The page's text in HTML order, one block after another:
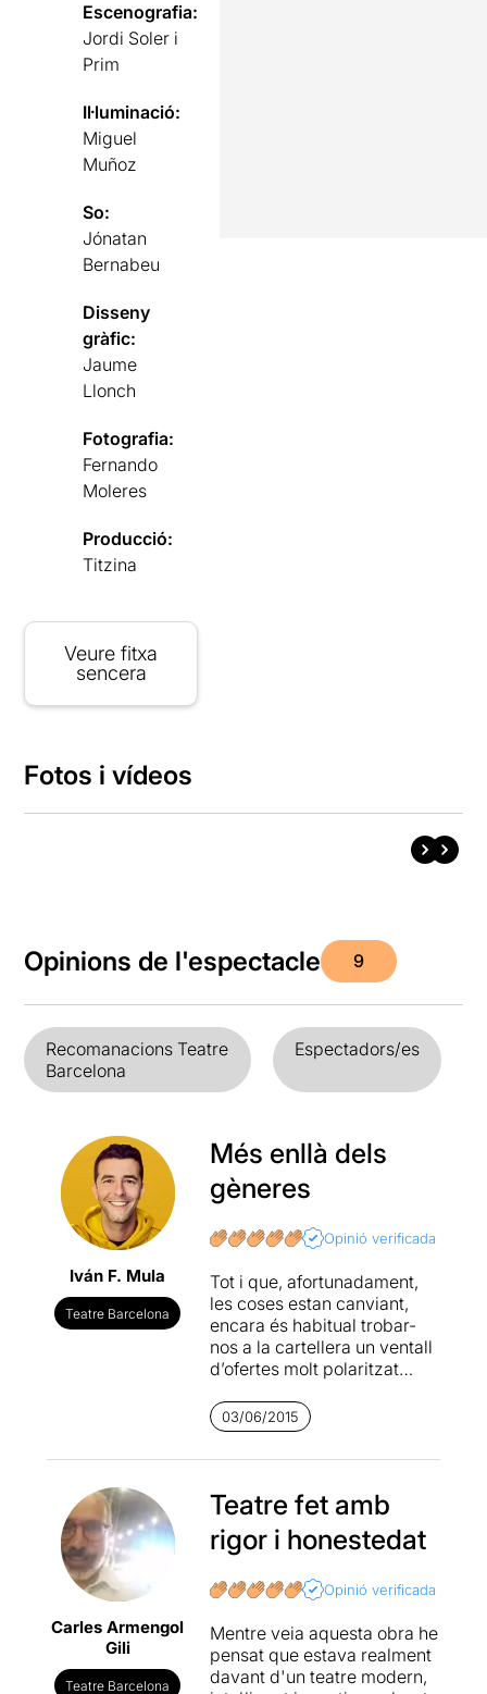
Escenografia:
Jordi Soler i
Prim
Il·luminació:
Miguel
Muñoz
So:
Jónatan
Bernabeu
Disseny
gràfic:
Jaume
Llonch
Fotografia:
Fernando
Moleres
Producció:
Titzina
Veure fitxa
sencera
Fotos i vídeos
Opinions de l'espectacle 9
Recomanacions Teatre
Barcelona
Espectadors/es
Iván F. Mula
Teatre Barcelona
Més enllà dels
gèneres
Opinió verificada
Tot i que, afortunadament,
les coses estan canviant,
encara és habitual trobar-
nos a la cartellera un ventall
d’ofertes molt polaritzat
clarament còmiques i les
contundentment
dramàtiques o
d’una qüestió de qualitat
sinó, més aviat, d’una
pressuposada puresa dels
de definir els productes
seva concepció.Distancia
siete minutosté el gran
mèrit i la valentia de posar
03/06/2015
Carles Armengol
Gili
Teatre Barcelona
Teatre fet amb
rigor i honestedat
Opinió verificada
Mentre veia aquesta obra he
pensat que estava realment
davant d'un teatre modern,